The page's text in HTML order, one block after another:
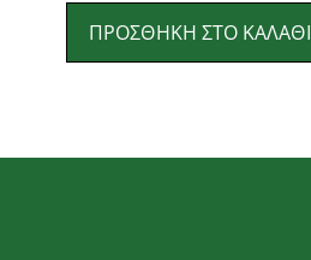
ΠΡΟΣΘΉΚΗ ΣΤΟ ΚΑΛΆΘΙ